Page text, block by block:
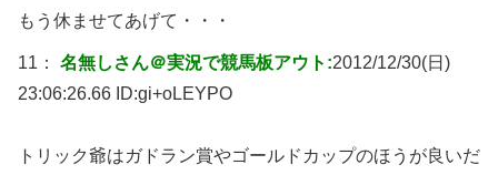
もう休ませてあげて・・・
11： 名無しさん＠実況で競馬板アウト:2012/12/30(日)
23:06:26.66 ID:gi+oLEYPO
トリック爺はガドラン賞やゴールドカップのほうが良いだ